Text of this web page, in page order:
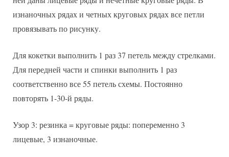
изнаночных рядах и четных круговых рядах все петли
провязывать по рисунку.
Для кокетки выполнить 1 раз 37 петель между стрелками.
Для передней части и спинки выполнить 1 раз
соответственно все 55 петель схемы. Постоянно
повторять 1-30-й ряды.
Узор 3: резинка = круговые ряды: попеременно 3
лицевые, 3 изнаночные.